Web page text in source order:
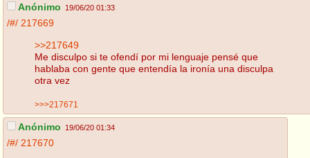
Anónimo 19/06/20 01:33
/#/ 217669
>>217649
Me disculpo si te ofendí por mi lenguaje pensé que
hablaba con gente que entendía la ironía una disculpa
otra vez
>>>217671
Anónimo 19/06/20 01:34
/#/ 217670